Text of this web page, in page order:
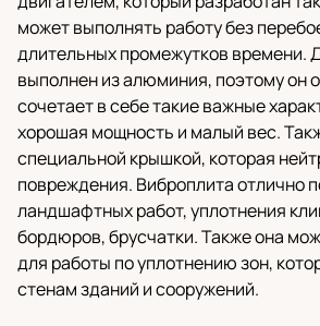
может выполнять работу без
длительных промежутков времени.
выполнен из алюминия, поэтому он
сочетает в себе такие важные
хорошая мощность и малый вес.
специальной крышкой, которая
повреждения. Виброплита отлично
ландшафтных работ, уплотнения
бордюров, брусчатки. Также она
для работы по уплотнению зон,
стенам зданий и сооружений.